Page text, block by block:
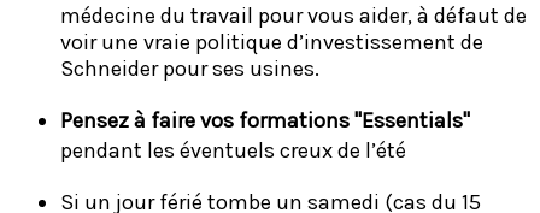
médecine du travail pour vous aider, à défaut de
voir une vraie politique d’investissement de
Schneider pour ses usines.
Pensez à faire vos formations "Essentials"
pendant les éventuels creux de l’été
Si un jour férié tombe un samedi (cas du 15